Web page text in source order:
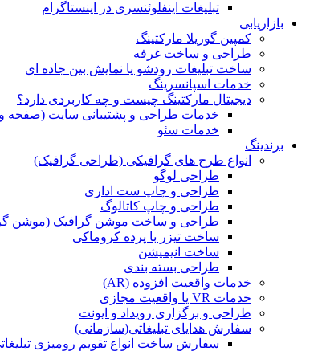
تبلیغات اینفلوئنسری در اینستاگرام
بازاریابی
کمپین گوریلا مارکتینگ
طراحی و ساخت غرفه
ساخت تبلیغات رودشو یا نمایش بین جاده ای
خدمات اسپانسرینگ
دیجیتال مارکتینگ چیست و چه کاربردی دارد؟
خدمات طراحی و پشتیبانی سایت (صفحه
خدمات سئو
برندینگ
انواع طرح های گرافیکی (طراحی گرافیک)
طراحی لوگو
طراحی و چاپ ست اداری
طراحی و چاپ کاتالوگ
طراحی و ساخت موشن گرافیک (موشن
ساخت تیزر با پرده کروماکی
ساخت انیمیشن
طراحی بسته بندی
خدمات واقعیت افزوده (AR)
خدمات VR یا واقعیت مجازی
طراحی و برگزاری رویداد و ایونت
سفارش هدایای تبلیغاتی(سازمانی)
سفارش ساخت انواع تقویم رومیزی